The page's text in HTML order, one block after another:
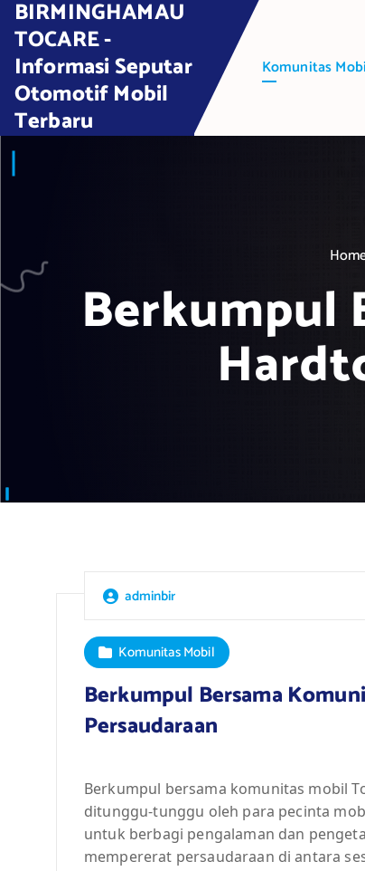
t
BIRMINGHAMAU
TOCARE -
Informasi Seputar
Otomotif Mobil
Terbaru
Komunitas
Berkumpul
adminbir
Komunitas Mobil
Berkumpul Bersama
Persaudaraan
Berkumpul bersama komunitas mobil
ditunggu-tunggu oleh para pecinta
untuk berbagi pengalaman dan
mempererat persaudaraan di antara